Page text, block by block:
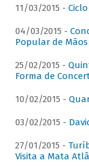
11/03/2015 -
04/03/2015 -
Popular de Mãos
25/02/2015 -
Forma de
10/02/2015 -
03/02/2015 -
27/01/2015 -
Visita a Mata